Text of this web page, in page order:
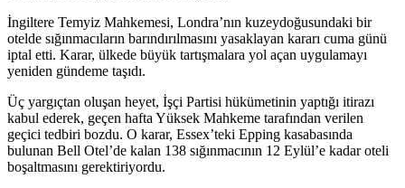
İngiltere Temyiz Mahkemesi, Londra’nın kuzeydoğusundaki bir
otelde sığınmacıların barındırılmasını yasaklayan kararı cuma günü
iptal etti. Karar, ülkede büyük tartışmalara yol açan uygulamayı
yeniden gündeme taşıdı.
Üç yargıçtan oluşan heyet, İşçi Partisi hükümetinin yaptığı itirazı
kabul ederek, geçen hafta Yüksek Mahkeme tarafından verilen
geçici tedbiri bozdu. O karar, Essex’teki Epping kasabasında
bulunan Bell Otel’de kalan 138 sığınmacının 12 Eylül’e kadar oteli
boşaltmasını gerektiriyordu.